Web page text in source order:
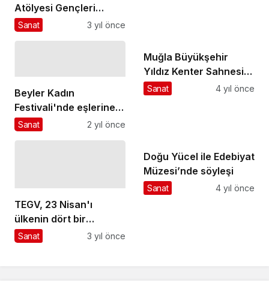
Atölyesi Gençleri
Sınava Hazırlıyor
Sanat 3 yıl önce
Beyler Kadın
Festivali'nde eşlerine
çiçek yaptı
Sanat 2 yıl önce
Muğla Büyükşehir
Yıldız Kenter Sahnesi
İki Oyuna Ev Sahipliği
Sanat 4 yıl önce
TEGV, 23 Nisan'ı
ülkenin dört bir
yanında çocuklarla
Sanat 3 yıl önce
Doğu Yücel ile Edebiyat
Müzesi’nde söyleşi
Sanat 4 yıl önce